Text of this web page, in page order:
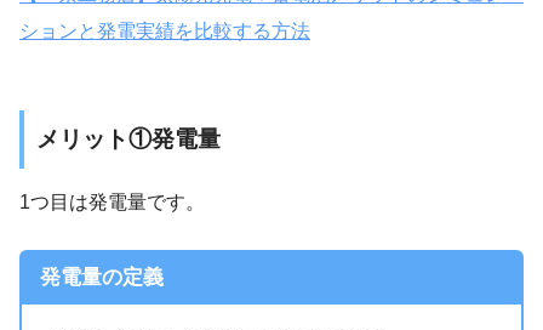
ションと発電実績を比較する方法
メリット①発電量
1つ目は発電量です。
発電量の定義